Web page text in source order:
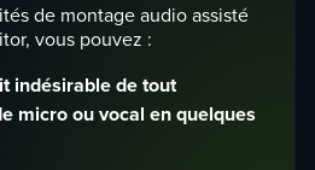
de montage audio assisté
vous pouvez :
indésirable de tout
micro ou vocal en quelques